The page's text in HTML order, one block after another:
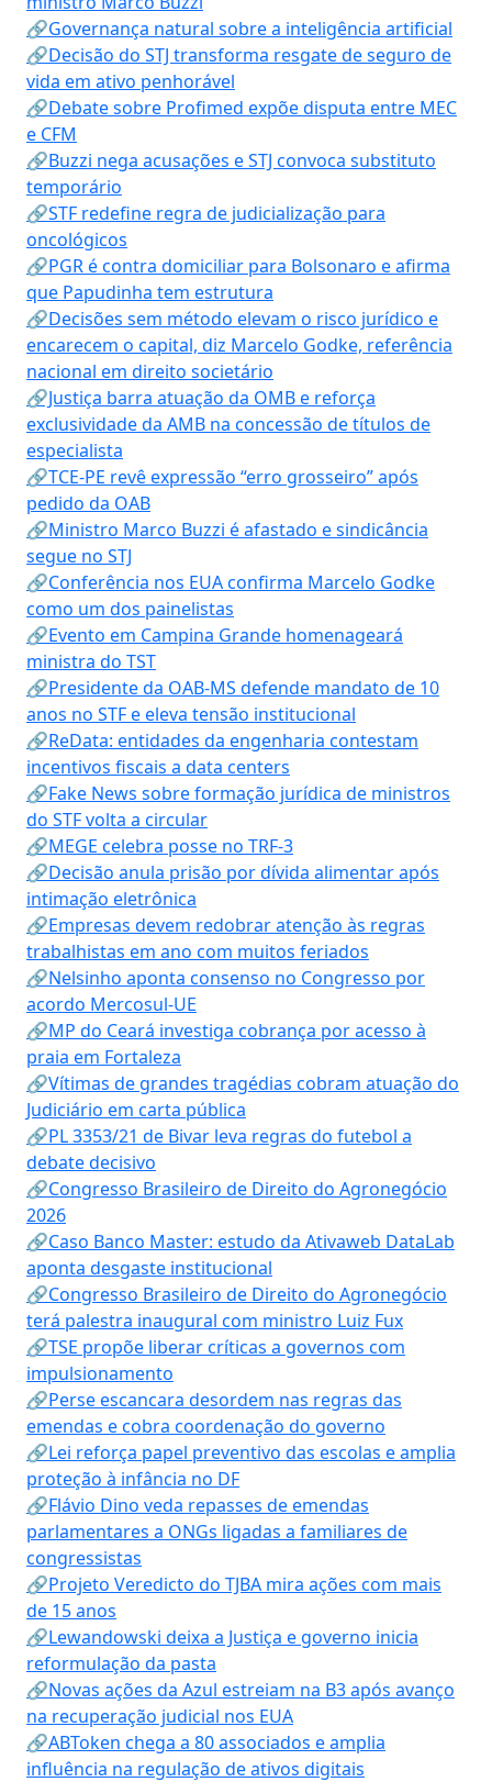
🔗Governança natural sobre a inteligência artificial
🔗Decisão do STJ transforma resgate de seguro de
vida em ativo penhorável
🔗Debate sobre Profimed expõe disputa entre MEC
e CFM
🔗Buzzi nega acusações e STJ convoca substituto
temporário
🔗STF redefine regra de judicialização para
oncológicos
🔗PGR é contra domiciliar para Bolsonaro e afirma
que Papudinha tem estrutura
🔗Decisões sem método elevam o risco jurídico e
encarecem o capital, diz Marcelo Godke, referência
nacional em direito societário
🔗Justiça barra atuação da OMB e reforça
exclusividade da AMB na concessão de títulos de
especialista
🔗TCE-PE revê expressão “erro grosseiro” após
pedido da OAB
🔗Ministro Marco Buzzi é afastado e sindicância
segue no STJ
🔗Conferência nos EUA confirma Marcelo Godke
como um dos painelistas
🔗Evento em Campina Grande homenageará
ministra do TST
🔗Presidente da OAB-MS defende mandato de 10
anos no STF e eleva tensão institucional
🔗ReData: entidades da engenharia contestam
incentivos fiscais a data centers
🔗Fake News sobre formação jurídica de ministros
do STF volta a circular
🔗MEGE celebra posse no TRF-3
🔗Decisão anula prisão por dívida alimentar após
intimação eletrônica
🔗Empresas devem redobrar atenção às regras
trabalhistas em ano com muitos feriados
🔗Nelsinho aponta consenso no Congresso por
acordo Mercosul-UE
🔗MP do Ceará investiga cobrança por acesso à
praia em Fortaleza
🔗Vítimas de grandes tragédias cobram atuação do
Judiciário em carta pública
🔗PL 3353/21 de Bivar leva regras do futebol a
debate decisivo
🔗Congresso Brasileiro de Direito do Agronegócio
2026
🔗Caso Banco Master: estudo da Ativaweb DataLab
aponta desgaste institucional
🔗Congresso Brasileiro de Direito do Agronegócio
terá palestra inaugural com ministro Luiz Fux
🔗TSE propõe liberar críticas a governos com
impulsionamento
🔗Perse escancara desordem nas regras das
emendas e cobra coordenação do governo
🔗Lei reforça papel preventivo das escolas e amplia
proteção à infância no DF
🔗Flávio Dino veda repasses de emendas
parlamentares a ONGs ligadas a familiares de
congressistas
🔗Projeto Veredicto do TJBA mira ações com mais
de 15 anos
🔗Lewandowski deixa a Justiça e governo inicia
reformulação da pasta
🔗Novas ações da Azul estreiam na B3 após avanço
na recuperação judicial nos EUA
🔗ABToken chega a 80 associados e amplia
influência na regulação de ativos digitais